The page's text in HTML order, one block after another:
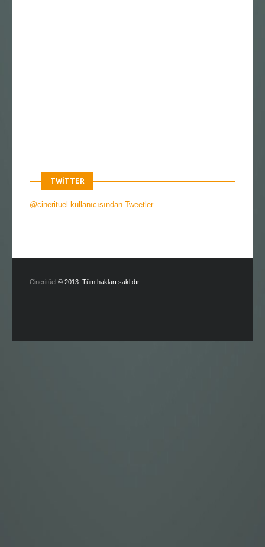
TWITTER
@cinerituel kullanıcısından Tweetler
Cineritüel © 2013. Tüm hakları saklıdır.